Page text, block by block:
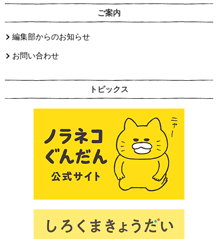
ご案内
編集部からのお知らせ
お問い合わせ
トピックス